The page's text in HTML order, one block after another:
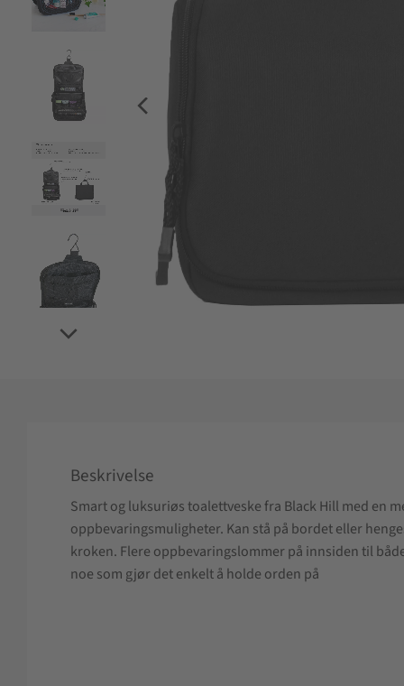
Beskrivelse
Smart og luksuriøs toalettveske fra Black Hill med en
oppbevaringsmuligheter. Kan stå på bordet eller
kroken. Flere oppbevaringslommer på innsiden til
noe som gjør det enkelt å holde orden på